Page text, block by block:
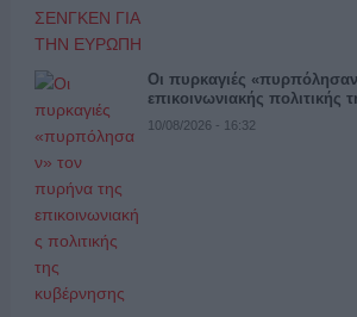
Οι πυρκαγιές
επικοινωνιακής πολιτικής
10/08/2026 - 16:32